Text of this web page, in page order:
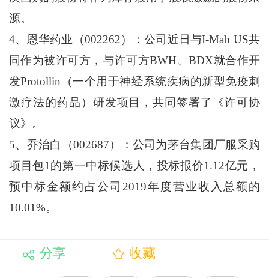
源。
4、恩华药业（002262）：公司近日与I-Mab US共
同作为被许可方，与许可方BWH、BDX就合作开
发Protollin（一个用于神经系统疾病的新型免疫刺
激疗法的药品）研发项目，共同签署了《许可协
议》。
5、乔治白（002687）：公司为茅台集团厂服采购
项目包1的第一中标候选人，投标报价1.12亿元，
预中标金额约占公司2019年度营业收入总额的
10.01%。
分享 收藏